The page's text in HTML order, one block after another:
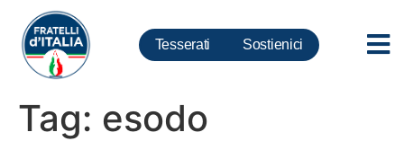
Tesserati Sostienici
Tag: esodo